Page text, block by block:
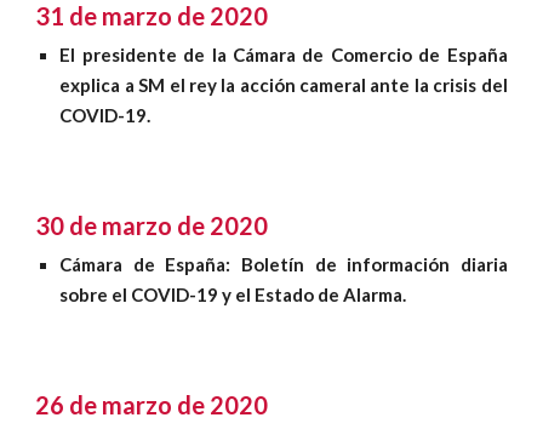
31 de marzo de 2020
El presidente de la Cámara de Comercio de España
explica a SM el rey la acción cameral ante la crisis del
COVID-19.
30 de marzo de 2020
Cámara de España: Boletín de información diaria
sobre el COVID-19 y el Estado de Alarma.
26 de marzo de 2020